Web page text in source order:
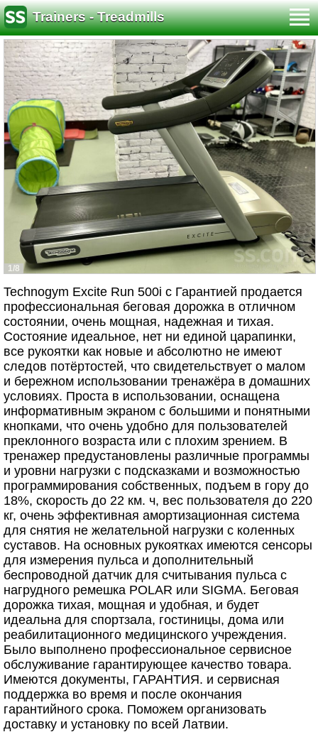
Trainers - Treadmills
1/8
Technogym Excite Run 500i с Гарантией продается
профессиональная беговая дорожка в отличном
состоянии, очень мощная, надежная и тихая.
Состояние идеальное, нет ни единой царапинки,
все рукоятки как новые и абсолютно не имеют
следов потёртостей, что свидетельствует о малом
и бережном использовании тренажёра в домашних
условиях. Проста в использовании, оснащена
информативным экраном с большими и понятными
кнопками, что очень удобно для пользователей
преклонного возраста или с плохим зрением. В
тренажер предустановлены различные программы
и уровни нагрузки с подсказками и возможностью
программирования собственных, подъем в гору до
18%, скорость до 22 км. ч, вес пользователя до 220
кг, очень эффективная амортизационная система
для снятия не желательной нагрузки с коленных
суставов. На основных рукоятках имеются сенсоры
для измерения пульса и дополнительный
беспроводной датчик для считывания пульса с
нагрудного ремешка POLAR или SIGMA. Беговая
дорожка тихая, мощная и удобная, и будет
идеальна для спортзала, гостиницы, дома или
реабилитационного медицинского учреждения.
Было выполнено профессиональное сервисное
обслуживание гарантирующее качество товара.
Имеются документы, ГАРАНТИЯ. и сервисная
поддержка во время и после окончания
гарантийного срока. Поможем организовать
доставку и установку по всей Латвии.